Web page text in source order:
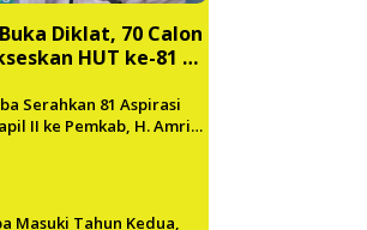
Diklat, 70 Calon
HUT ke-81 RI
Serahkan 81 Aspirasi
II ke Pemkab, H. Amri
Masuki Tahun Kedua,